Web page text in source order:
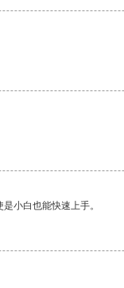
小白也能快速上手。